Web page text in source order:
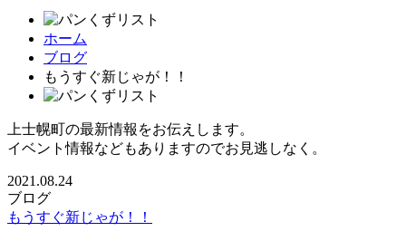
ホーム
ブログ
もうすぐ新じゃが！！
上士幌町の最新情報をお伝えします。
イベント情報などもありますのでお見逃しなく。
2021.08.24
ブログ
もうすぐ新じゃが！！